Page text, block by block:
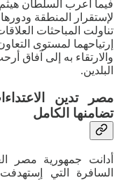
فيما أعرب السلطان
لإستقرار المنطقة
تناولت المباحثات
إرتياحهما لمستوى
والارتقاء به إلى آفاق
البلدين.
مصر تدين
تضامنها الكامل
أدانت جمهورية مصر
السافرة التي